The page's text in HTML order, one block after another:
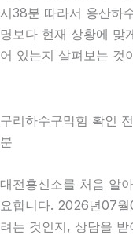
시38분 따라서 용산하
명보다 현재 상황에 맞
어 있는지 살펴보는 것
구리하수구막힘 확인
분
대전흥신소를 처음 알
요합니다. 2026년07
려는 것인지, 상담을